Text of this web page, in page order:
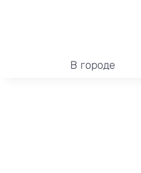
В городе